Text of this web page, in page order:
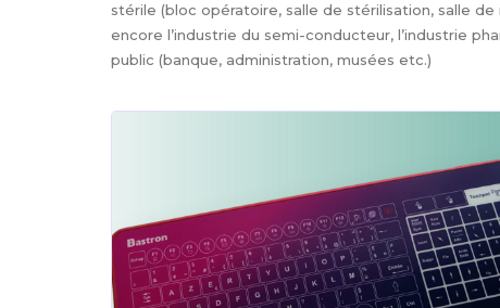
stérile (bloc opératoire, salle de stérilisation, salle
encore l’industrie du semi-conducteur, l’industrie
public (banque, administration, musées etc.)